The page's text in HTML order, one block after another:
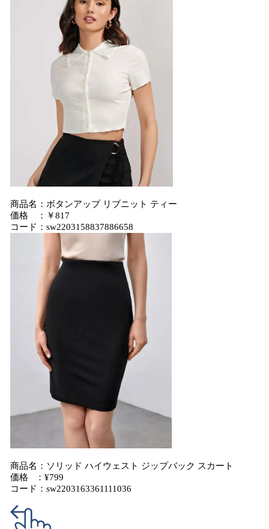
商品名：ボタンアップ リブニット ティー
価格 ：￥817
コード：sw2203158837886658
商品名：ソリッド ハイウェスト ジップバック スカート
価格 ：¥799
コード：sw2203163361111036